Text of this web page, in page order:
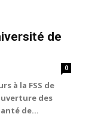
de
0
à la FSS de
des
de...